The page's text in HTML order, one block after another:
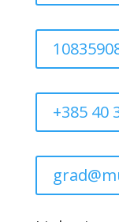
+385 40